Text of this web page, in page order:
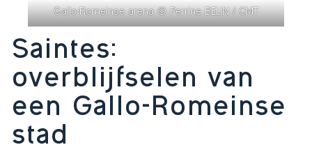
Gallo-Romeinse arena © Perrine BELIN / CMT
Saintes:
overblijfselen van
een Gallo-Romeinse
stad